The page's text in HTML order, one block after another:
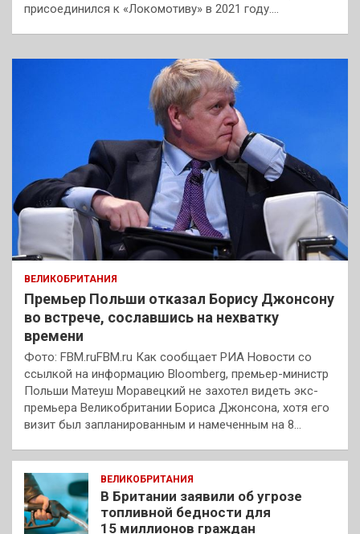
присоединился к «Локомотиву» в 2021 году.…
ВЕЛИКОБРИТАНИЯ
Премьер Польши отказал Борису Джонсону
во встрече, сославшись на нехватку
времени
Фото: FBM.ruFBM.ru Как сообщает РИА Новости со
ссылкой на информацию Bloomberg, премьер-министр
Польши Матеуш Моравецкий не захотел видеть экс-
премьера Великобритании Бориса Джонсона, хотя его
визит был запланированным и намеченным на 8…
ВЕЛИКОБРИТАНИЯ
В Британии заявили об угрозе
топливной бедности для
15 миллионов граждан